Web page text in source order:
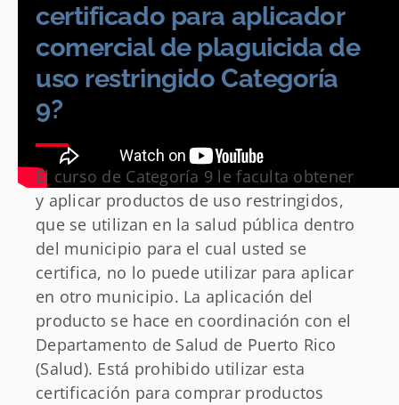
certificado para aplicador
comercial de plaguicida de
uso restringido Categoría
9?
El curso de Categoría 9 le faculta obtener
y aplicar productos de uso restringidos,
que se utilizan en la salud pública dentro
del municipio para el cual usted se
certifica, no lo puede utilizar para aplicar
en otro municipio. La aplicación del
producto se hace en coordinación con el
Departamento de Salud de Puerto Rico
(Salud). Está prohibido utilizar esta
certificación para comprar productos